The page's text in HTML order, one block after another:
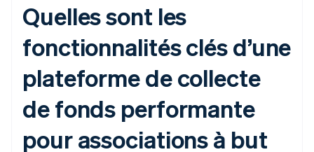
Quelles sont les
fonctionnalités clés d’une
plateforme de collecte
de fonds performante
pour associations à but